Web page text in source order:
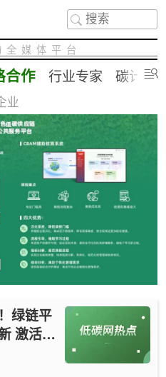
媒体平台
合作 行业专家 碳计算
业
绿链平
激活产